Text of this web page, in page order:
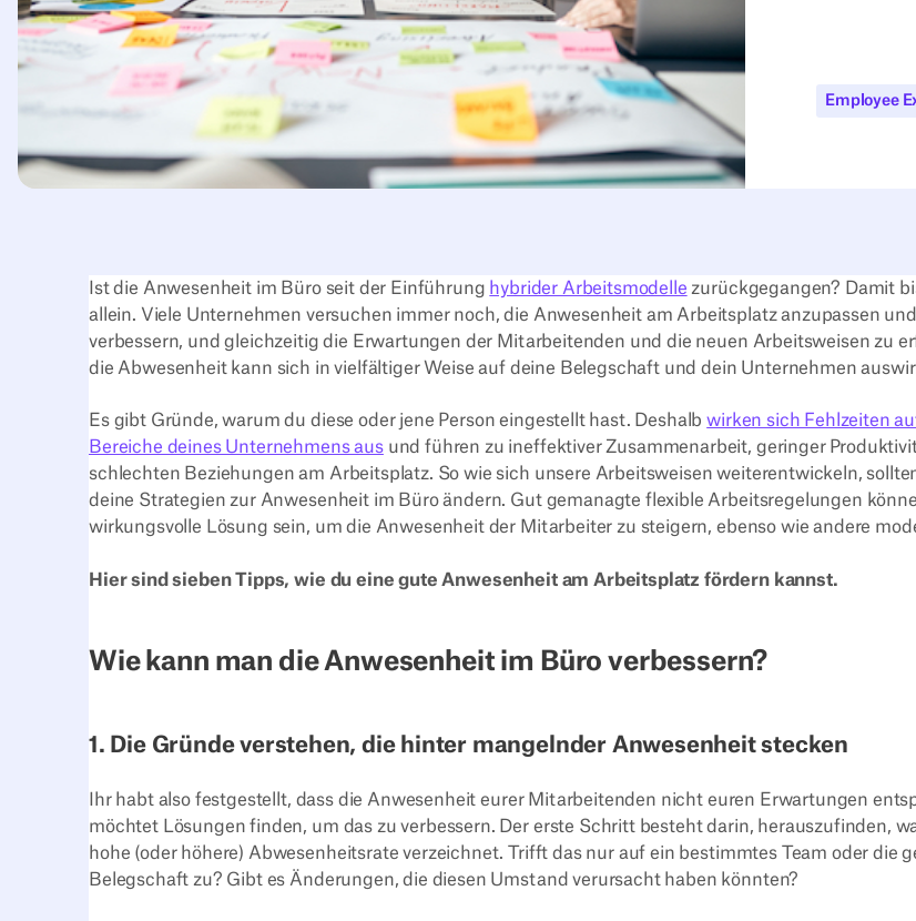
Employee
Ist die Anwesenheit im Büro seit der Einführung hybrider Arbeitsmodelle zurückgegangen? Damit
allein. Viele Unternehmen versuchen immer noch, die Anwesenheit am Arbeitsplatz anzupassen
verbessern, und gleichzeitig die Erwartungen der Mitarbeitenden und die neuen Arbeitsweisen zu
die Abwesenheit kann sich in vielfältiger Weise auf deine Belegschaft und dein Unternehmen
Es gibt Gründe, warum du diese oder jene Person eingestellt hast. Deshalbwirken sich Fehlzeiten
Bereiche deines Unternehmens ausund führen zu ineffektiver Zusammenarbeit, geringer
schlechten Beziehungen am Arbeitsplatz. So wie sich unsere Arbeitsweisen weiterentwickeln,
deine Strategien zur Anwesenheit im Büro ändern. Gut gemanagte flexible Arbeitsregelungen
wirkungsvolle Lösung sein, um die Anwesenheit der Mitarbeiter zu steigern, ebenso wie andere
Hier sind sieben Tipps, wie du eine gute Anwesenheit am Arbeitsplatz fördern kannst.
Wie kann man die Anwesenheit im Büro verbessern?
1. Die Gründe verstehen, die hinter mangelnder Anwesenheit stecken
Ihr habt also festgestellt, dass die Anwesenheit eurer Mitarbeitenden nicht euren Erwartungen
möchtet Lösungen finden, um das zu verbessern. Der erste Schritt besteht darin, herauszufinden,
hohe (oder höhere) Abwesenheitsrate verzeichnet. Trifft das nur auf ein bestimmtes Team oder die
Belegschaft zu? Gibt es Änderungen, die diesen Umstand verursacht haben könnten?